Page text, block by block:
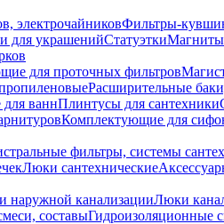
электрочайниковФильтры-
для украшенийСтатуэтки
для проточных фильтров
Расширительные
ваннПлинтусы для сантехники
Комплектующие для
фильтры, системы
Люки сантехнические
наружной канализацииЛюки
составыГидроизоляционные